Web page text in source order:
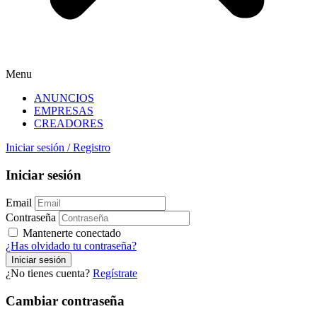
Menu
ANUNCIOS
EMPRESAS
CREADORES
Iniciar sesión / Registro
Iniciar sesión
Email
Contraseña
Mantenerte conectado
¿Has olvidado tu contraseña?
¿No tienes cuenta? Regístrate
Cambiar contraseña